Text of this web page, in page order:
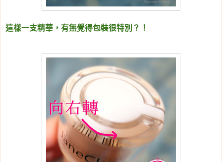
這樣一支精華，有無覺得包裝很特別？！